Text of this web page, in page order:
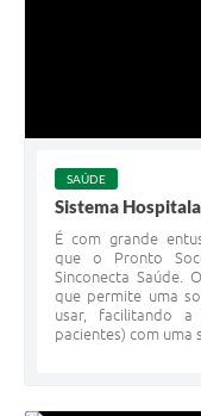
SAÚDE
Sistema
É com grande
que o Pronto
Sinconecta Saúde.
que permite uma
usar, facilitando
pacientes) com uma